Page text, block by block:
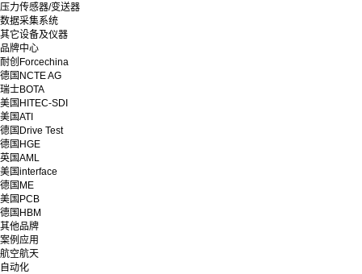
压力传感器/变送器
数据采集系统
其它设备及仪器
品牌中心
耐创Forcechina
德国NCTE AG
瑞士BOTA
美国HITEC-SDI
美国ATI
德国Drive Test
德国HGE
英国AML
美国interface
德国ME
美国PCB
德国HBM
其他品牌
案例应用
航空航天
自动化